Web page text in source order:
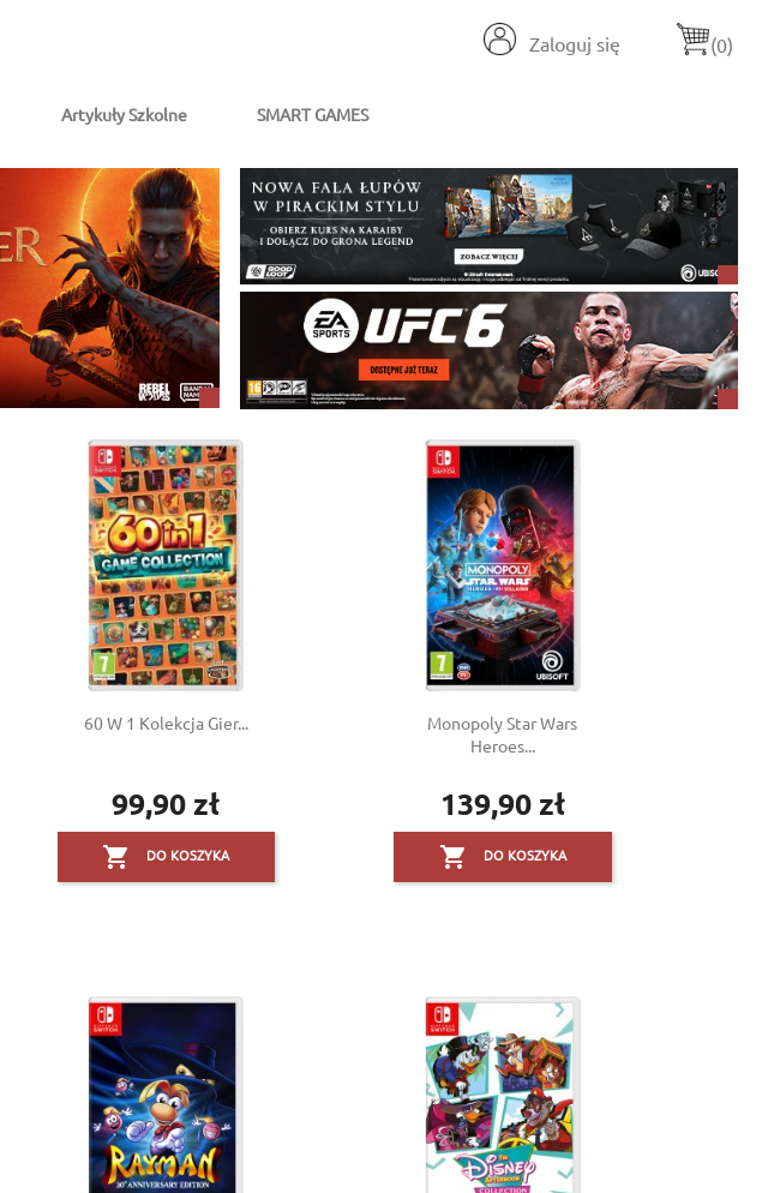
Zaloguj się (0)
Artykuły Szkolne SMART GAMES
60 W 1 Kolekcja Gier...
Cena
99,90 zł
 DO KOSZYKA
Monopoly Star Wars
Heroes...
Cena
139,90 zł
 DO KOSZYKA